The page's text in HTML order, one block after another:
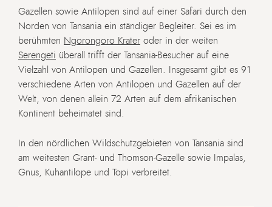
Gazellen sowie Antilopen sind auf einer Safari durch den
Norden von Tansania ein ständiger Begleiter. Sei es im
berühmten Ngorongoro Krater oder in der weiten
Serengeti überall trifft der Tansania-Besucher auf eine
Vielzahl von Antilopen und Gazellen. Insgesamt gibt es 91
verschiedene Arten von Antilopen und Gazellen auf der
Welt, von denen allein 72 Arten auf dem afrikanischen
Kontinent beheimatet sind.
In den nördlichen Wildschutzgebieten von Tansania sind
am weitesten Grant- und Thomson-Gazelle sowie Impalas,
Gnus, Kuhantilope und Topi verbreitet.